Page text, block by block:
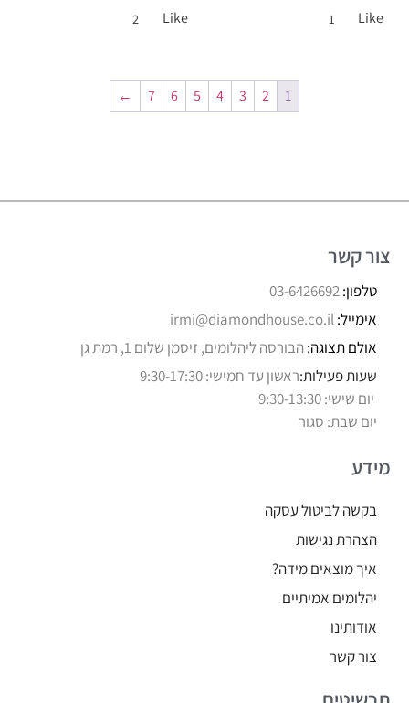
Like
1
Like
2
1
2
3
4
5
6
7
←
צור קשר
טלפון:03-6426692
אימייל:irmi@diamondhouse.co.il
אולם תצוגה: הבורסה ליהלומים, זיסמן שלום 1, רמת גן
שעות פעילות:ראשון עד חמישי: 9:30-17:30
יום שישי: 9:30-13:30
יום שבת: סגור
מידע
בקשה לביטול עסקה
הצהרת נגישות
איך מוצאים מידה?
יהלומים אמיתיים
אודותינו
צור קשר